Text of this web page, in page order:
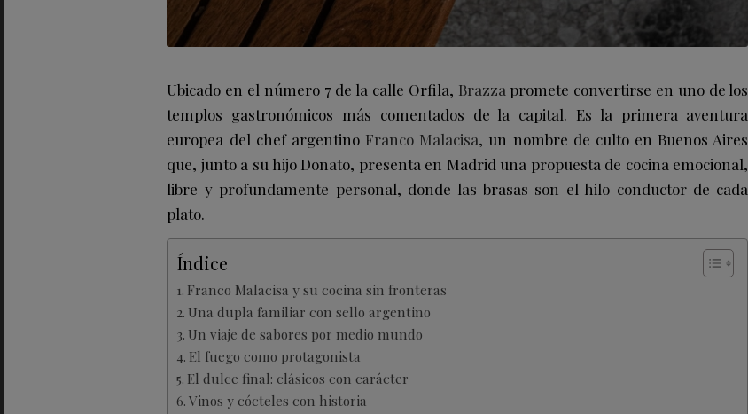
Ubicado en el número 7 de la calle Orfila, Brazza promete convertirse en uno de los
templos gastronómicos más comentados de la capital. Es la primera aventura
europea del chef argentino Franco Malacisa, un nombre de culto en Buenos Aires
que, junto a su hijo Donato, presenta en Madrid una propuesta de cocina emocional,
libre y profundamente personal, donde las brasas son el hilo conductor de cada
plato.
Índice
Franco Malacisa y su cocina sin fronteras
Una dupla familiar con sello argentino
Un viaje de sabores por medio mundo
El fuego como protagonista
El dulce final: clásicos con carácter
Vinos y cócteles con historia